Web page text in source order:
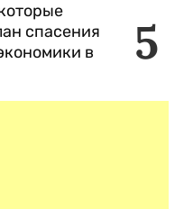
5
спасения
в